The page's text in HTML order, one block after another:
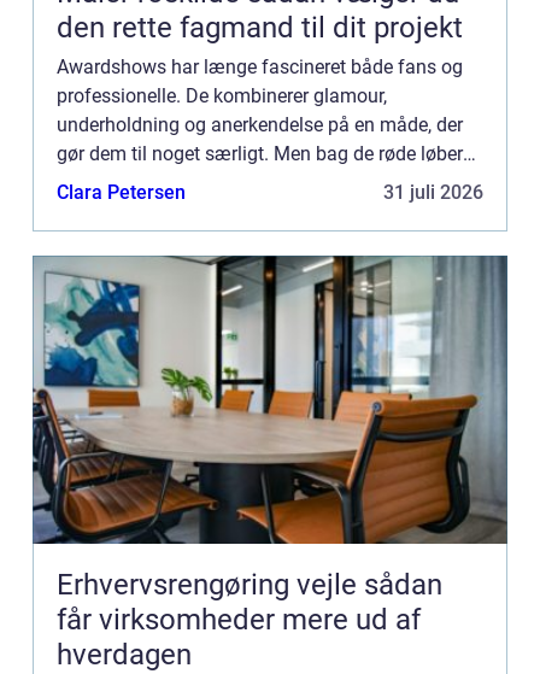
den rette fagmand til dit projekt
Awardshows har længe fascineret både fans og
professionelle. De kombinerer glamour,
underholdning og anerkendelse på en måde, der
gør dem til noget særligt. Men bag de røde løbere
og glitrende kjoler...
Clara Petersen 31 juli 2026
Erhvervsrengøring vejle sådan
får virksomheder mere ud af
hverdagen